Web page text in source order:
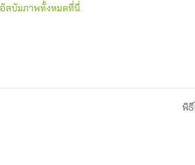
ลบัมภาพทั้งหมดที่นี่
พิธี